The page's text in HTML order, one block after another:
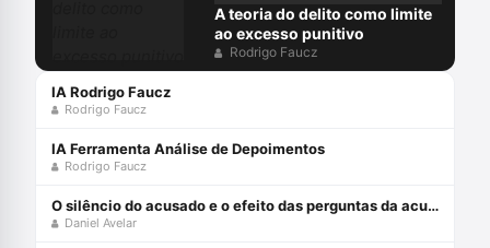
A teoria do delito como limite
ao excesso punitivo
Rodrigo Faucz
IA Rodrigo Faucz
Rodrigo Faucz
IA Ferramenta Análise de Depoimentos
Rodrigo Faucz
O silêncio do acusado e o efeito das perguntas da acusação em plenário
Daniel Avelar